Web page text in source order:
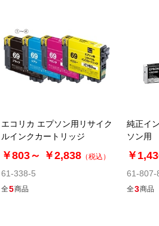
61-337-13-5
(5). ICY69 イエロー
当日出荷 カー
61-337-13-6
エコリカ エプソン用リサイク
ルインクカートリッジ
￥803～ ￥2,838 （税込）
61-338-5
全5商品
純正イ
ソン用
￥
61-807-
全3商品